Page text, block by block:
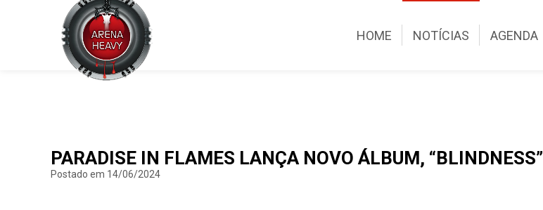
HOME NOTÍCIAS AGENDA
PARADISE IN FLAMES LANÇA NOVO ÁLBUM, “BLINDNESS”
Postado em 14/06/2024